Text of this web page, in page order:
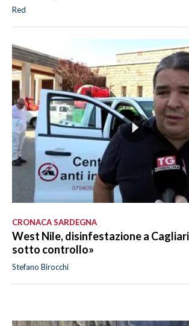
Red
CRONACA SARDEGNA
West Nile, disinfestazione a
sotto controllo»
Stefano Birocchi